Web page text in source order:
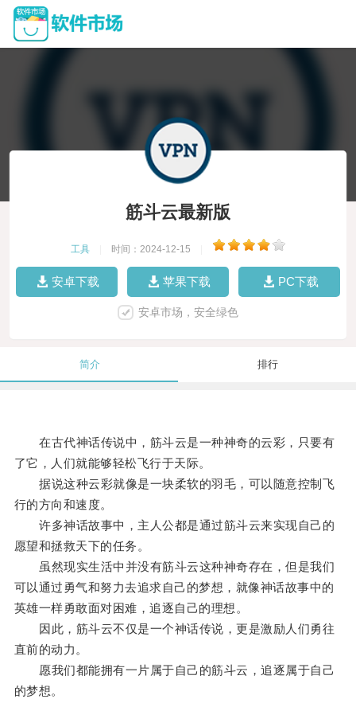
筋斗云最新版
工具 时间：2024-12-15
安卓下载 苹果下载 PC下载
安卓市场，安全绿色
简介 排行
在古代神话传说中，筋斗云是一种神奇的云彩，只要有
了它，人们就能够轻松飞行于天际。
据说这种云彩就像是一块柔软的羽毛，可以随意控制飞
行的方向和速度。
许多神话故事中，主人公都是通过筋斗云来实现自己的
愿望和拯救天下的任务。
虽然现实生活中并没有筋斗云这种神奇存在，但是我们
可以通过勇气和努力去追求自己的梦想，就像神话故事中的
英雄一样勇敢面对困难，追逐自己的理想。
因此，筋斗云不仅是一个神话传说，更是激励人们勇往
直前的动力。
愿我们都能拥有一片属于自己的筋斗云，追逐属于自己
的梦想。